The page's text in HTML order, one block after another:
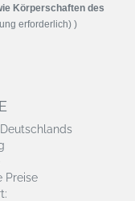
Körperschaften des
erforderlich) )
Preise